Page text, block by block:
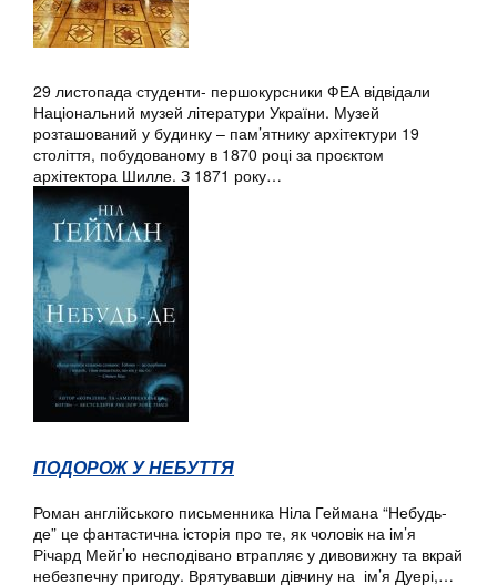
29 листопада студенти- першокурсники ФЕА відвідали
Національний музей літератури України. Музей
розташований у будинку – пам’ятнику архітектури 19
століття, побудованому в 1870 році за проєктом
архітектора Шилле. З 1871 року…
ПОДОРОЖ У НЕБУТТЯ
Роман англійського письменника Ніла Геймана “Небудь-
де” це фантастична історія про те, як чоловік на ім’я
Річард Мейг’ю несподівано втрапляє у дивовижну та вкрай
небезпечну пригоду. Врятувавши дівчину на ім’я Дуері,…